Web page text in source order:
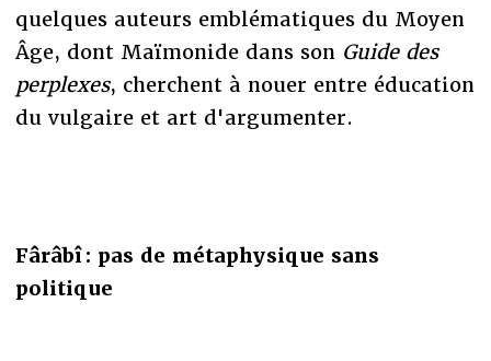
quelques auteurs emblématiques du Moyen
Âge, dont Maïmonide dans son Guide des
perplexes, cherchent à nouer entre éducation
du vulgaire et art d'argumenter.
Fârâbî : pas de métaphysique sans
politique